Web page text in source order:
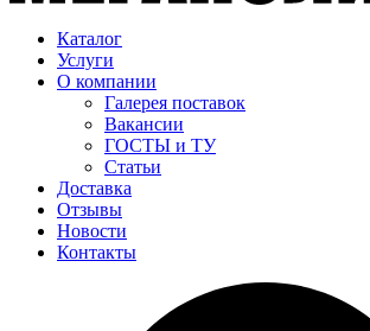
Каталог
Услуги
О компании
Галерея поставок
Вакансии
ГОСТЫ и ТУ
Статьи
Доставка
Отзывы
Новости
Контакты